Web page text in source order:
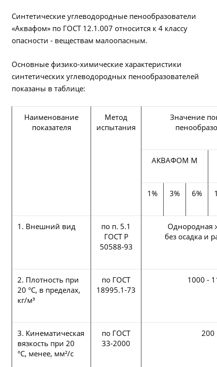
Синтетические углеводородные пенообразователи
«Аквафом» по ГОСТ 12.1.007 относится к 4 классу
опасности - веществам малоопасным.
Основные физико-химические характеристики
синтетических углеводородных пенообразователей
показаны в таблице:
Наименование
показателя
Метод
испытания
Значение
АКВАФОМ М
1% 3% 6%
1. Внешний вид
по п. 5.1
ГОСТ Р
50588-93
Однородная
без осадка и
2. Плотность при
20 °C, в пределах,
кг/м³
по ГОСТ
18995.1-73
1000 -
3. Кинематическая
вязкость при 20
°C, менее, мм²/с
по ГОСТ
33-2000
200